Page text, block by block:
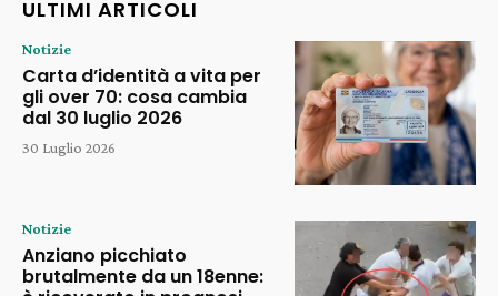
ULTIMI ARTICOLI
Notizie
Carta d’identità a vita per
gli over 70: cosa cambia
dal 30 luglio 2026
30 Luglio 2026
Notizie
Anziano picchiato
brutalmente da un 18enne: